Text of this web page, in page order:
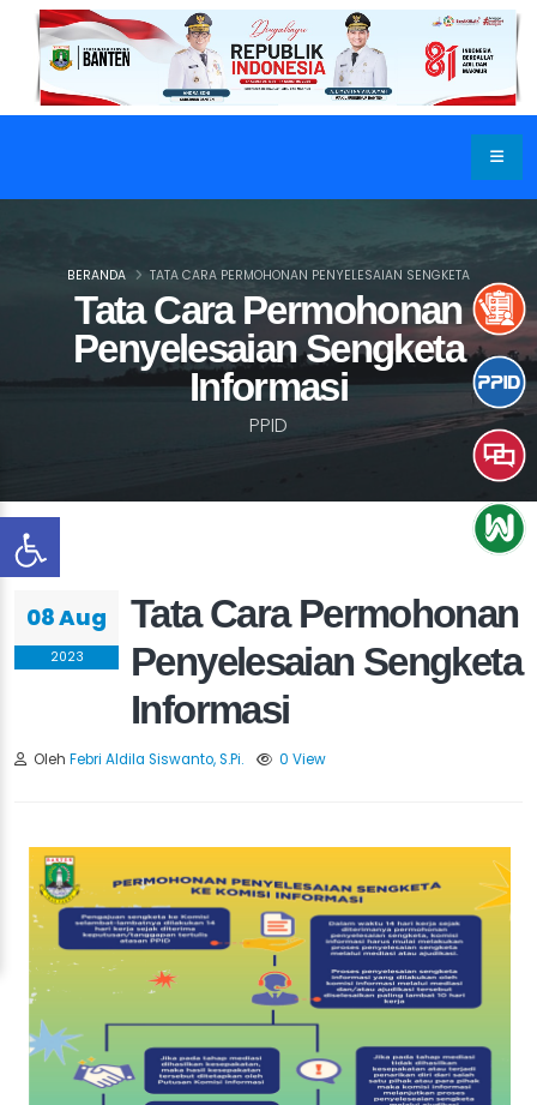
Tata Cara Permohonan
Penyelesaian Sengketa
Informasi
PPID
BERANDA TATA CARA PERMOHONAN PENYELESAIAN SENGKETA
08 Aug
2023
Tata Cara Permohonan
Penyelesaian Sengketa
Informasi
Oleh Febri Aldila Siswanto, S.Pi. 0 View